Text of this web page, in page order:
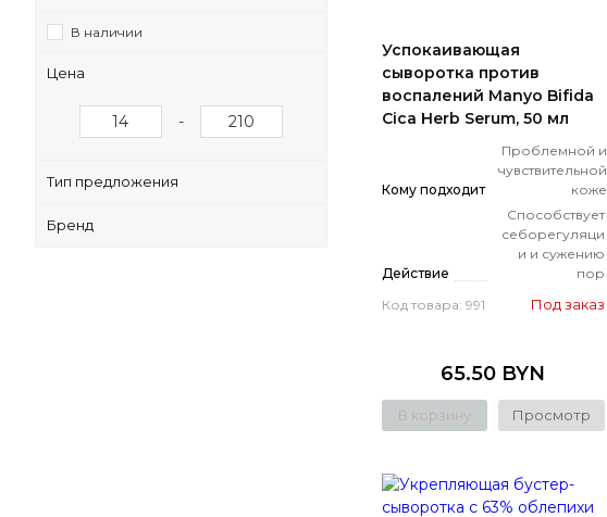
В наличии
Цена
-
Тип предложения
Бренд
Успокаивающая
сыворотка против
воспалений Manyo Bifida
Cica Herb Serum, 50 мл
Кому подходит
Проблемной и
чувствительной
коже
Действие
Способствует
себорегуляци
и и сужению
пор
Код товара: 991
Под заказ
65.50 BYN
В корзину Просмотр